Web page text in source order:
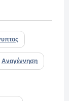
Αναγέννηση